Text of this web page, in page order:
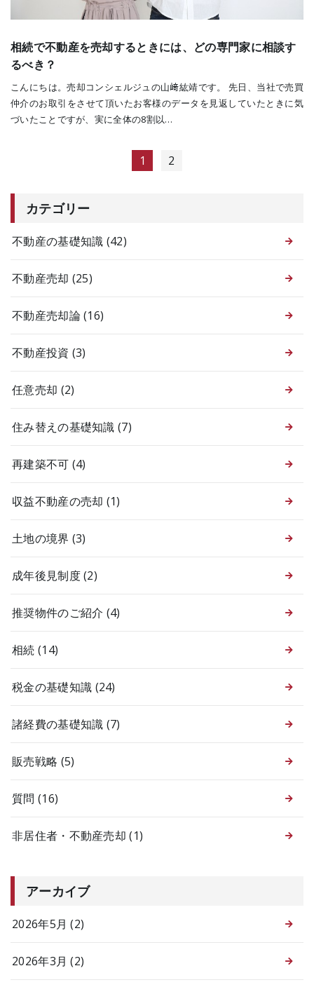
相続で不動産を売却するときには、どの専門家に相談す
るべき？
こんにちは。売却コンシェルジュの山﨑紘靖です。 先日、当社で売買
仲介のお取引をさせて頂いたお客様のデータを見返していたときに気
づいたことですが、実に全体の8割以…
1 2
カテゴリー
不動産の基礎知識 (42)
不動産売却 (25)
不動産売却論(16)
不動産投資 (3)
任意売却 (2)
住み替えの基礎知識(7)
再建築不可 (4)
収益不動産の売却 (1)
土地の境界 (3)
成年後見制度(2)
推奨物件のご紹介 (4)
相続 (14)
税金の基礎知識 (24)
諸経費の基礎知識 (7)
販売戦略 (5)
質問 (16)
非居住者・不動産売却(1)
アーカイブ
2026年5月 (2)
2026年3月 (2)